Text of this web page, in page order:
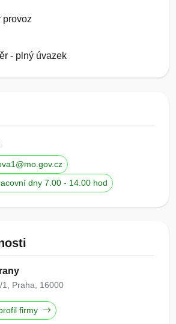
provoz
- plný úvazek
dny 7.00 - 14.00 hod
Praha, 16000
firmy